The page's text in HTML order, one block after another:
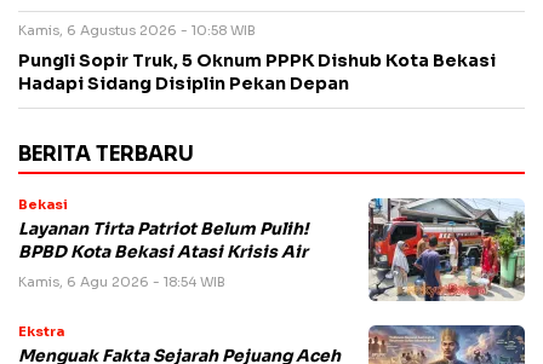
Kamis, 6 Agustus 2026 - 10:58 WIB
Pungli Sopir Truk, 5 Oknum PPPK Dishub Kota Bekasi
Hadapi Sidang Disiplin Pekan Depan
BERITA TERBARU
Bekasi
Layanan Tirta Patriot Belum Pulih!
BPBD Kota Bekasi Atasi Krisis Air
Kamis, 6 Agu 2026 - 18:54 WIB
Ekstra
Menguak Fakta Sejarah Pejuang Aceh